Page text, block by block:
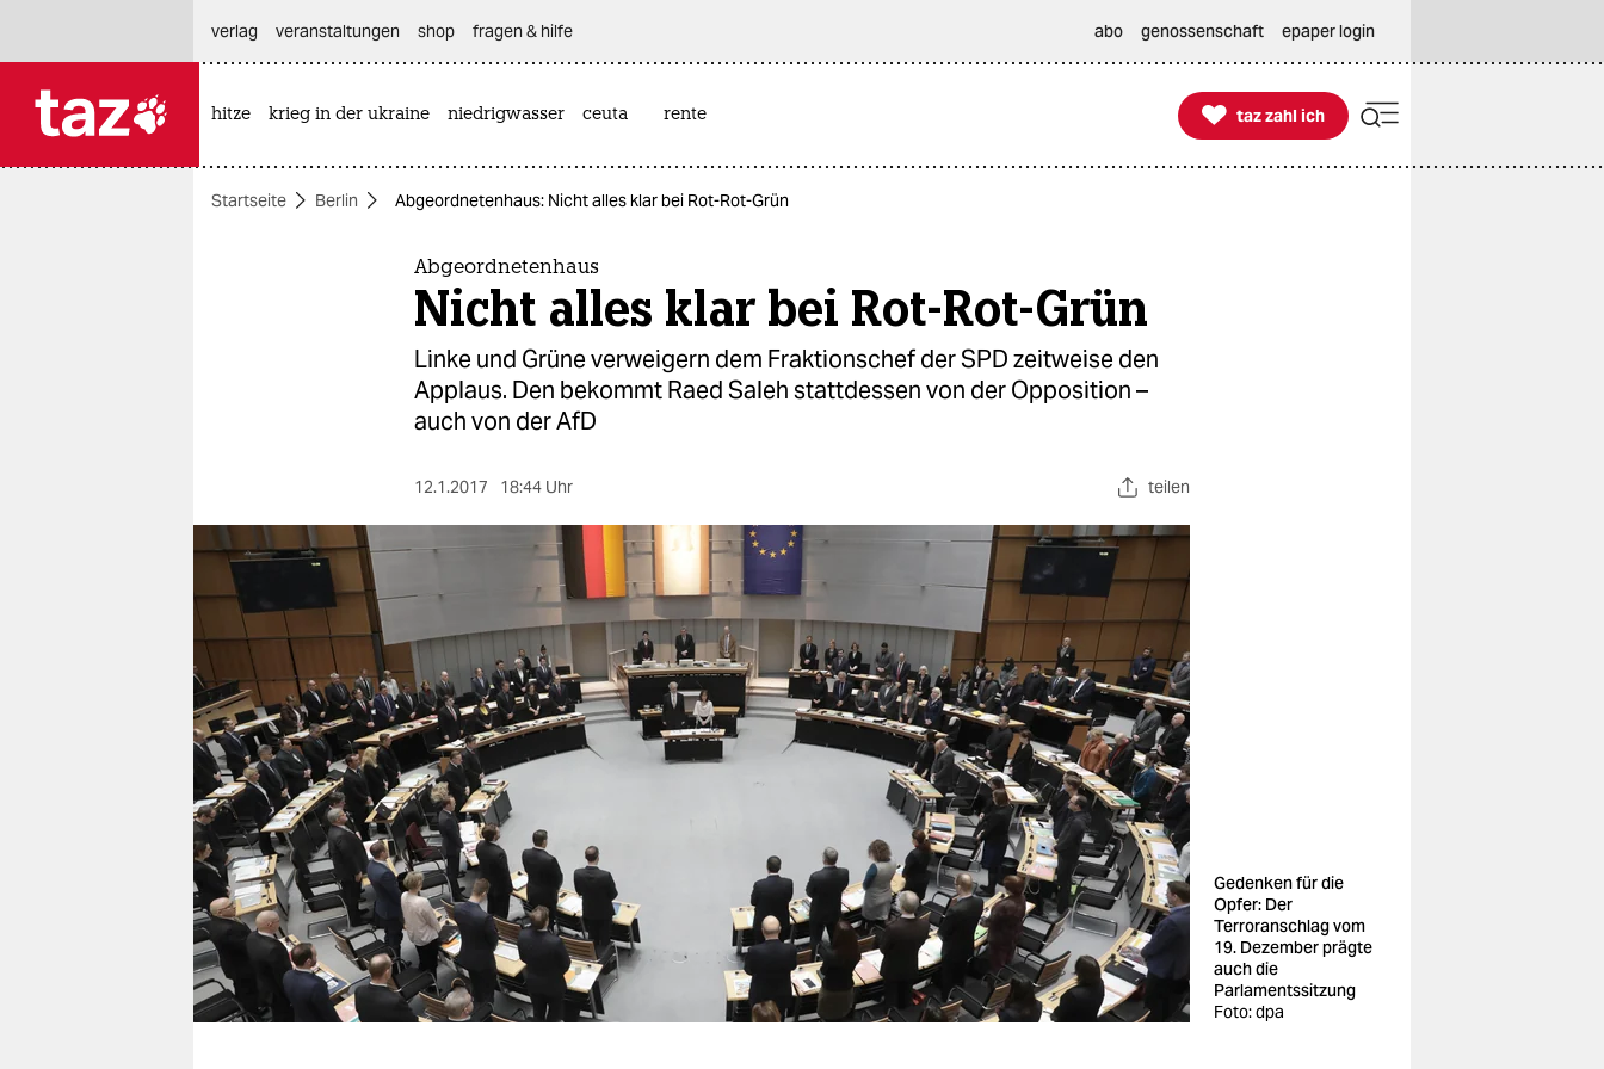
themen
berlin
nord
wahrheit
verlag
verlag
veranstaltungen
shop
fragen & hilfe
unterstützen
abo
genossenschaft
verlag
veranstaltungen shop fragen & hilfe abo genossenschaft epaper login
hitze krieg in der ukraine niedrigwasser ceuta rente 
taz zahl ich
taz zahl ich
Startseite Berlin Abgeordnetenhaus: Nicht alles klar bei Rot-Rot-Grün
Abgeordnetenhaus
Nicht alles klar bei Rot-Rot-Grün
Linke und Grüne verweigern dem Fraktionschef der SPD zeitweise den
Applaus. Den bekommt Raed Saleh stattdessen von der Opposition –
auch von der AfD
12.1.2017 18:44 Uhr teilen
Gedenken für die
Opfer: Der
Terroranschlag vom
19. Dezember prägte
auch die
Parlamentssitzung
Foto: dpa